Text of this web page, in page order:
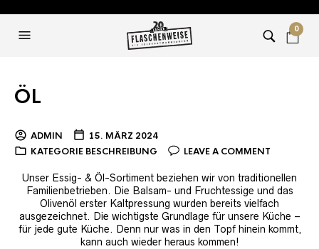
0
ÖL
ADMIN
15. MÄRZ 2024
KATEGORIE BESCHREIBUNG
LEAVE A COMMENT
Unser Essig- & Öl-Sortiment beziehen wir von traditionellen
Familienbetrieben. Die Balsam- und Fruchtessige und das
Olivenöl erster Kaltpressung wurden bereits vielfach
ausgezeichnet. Die wichtigste Grundlage für unsere Küche –
für jede gute Küche. Denn nur was in den Topf hinein kommt,
kann auch wieder heraus kommen!